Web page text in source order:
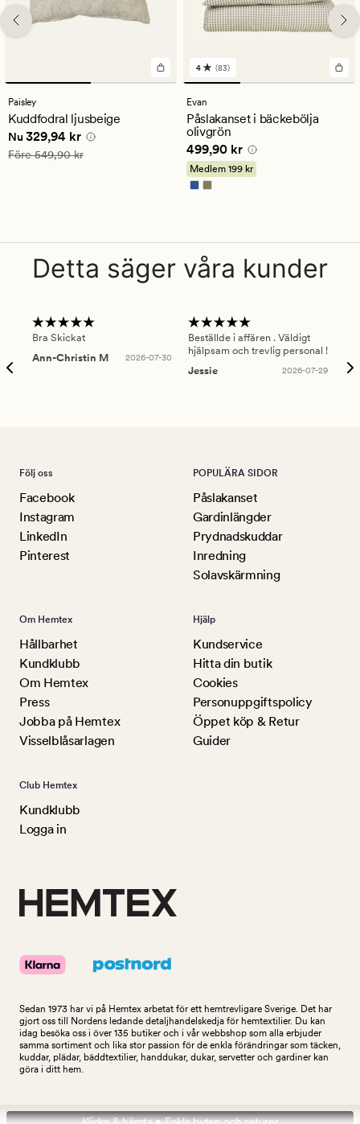
Paisley
Kuddfodral ljusbeige
Nuvarande pris
Nu 329,94 kr
Ordinarie pris 549,90 kr
Före549,90 kr
83
omdömen
med
ett
genomsnittligt
betyg
på
4
4 (83)
Evan
Påslakanset i bäckebölja
olivgrön
Pris 499,90 kr
499,90 kr
Medlem 199 kr
Detta säger våra kunder
Bra Skickat
Ann-Christin M
2026-07-30
Beställde i affären . Väldigt
hjälpsam och trevlig personal !
Jessie
2026-07-29
Följ oss
Facebook
Instagram
LinkedIn
Pinterest
POPULÄRA SIDOR
Påslakanset
Gardinlängder
Prydnadskuddar
Inredning
Solavskärmning
Om Hemtex
Hållbarhet
Kundklubb
Om Hemtex
Press
Jobba på Hemtex
Visselblåsarlagen
Hjälp
Kundservice
Hitta din butik
Cookies
Personuppgiftspolicy
Öppet köp & Retur
Guider
Club Hemtex
Kundklubb
Logga in
Sedan 1973 har vi på Hemtex arbetat för ett hemtrevligare Sverige. Det har
gjort oss till Nordens ledande detaljhandelskedja för hemtextilier. Du kan
idag besöka oss i över 135 butiker och i vår webbshop som alla erbjuder
samma sortiment och lika stor passion för de enkla förändringar som täcken,
kuddar, plädar, bäddtextilier, handdukar, dukar, servetter och gardiner kan
göra i ditt hem.